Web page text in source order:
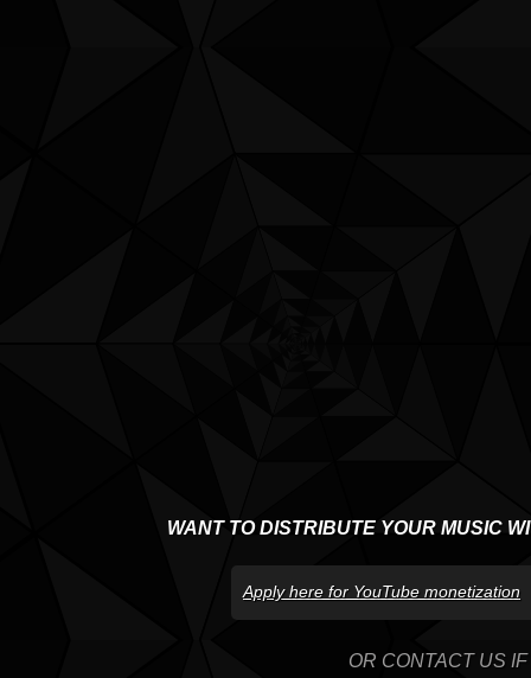
WANT TO DISTRIBUTE YOUR MUSIC
Apply here for YouTube monetization
OR CONTACT US